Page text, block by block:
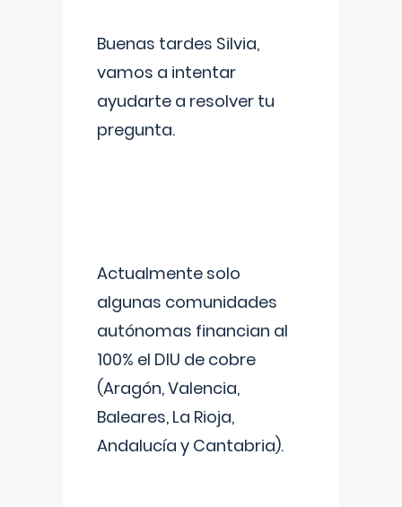
Buenas tardes Silvia,
vamos a intentar
ayudarte a resolver tu
pregunta.
Actualmente solo
algunas comunidades
autónomas financian al
100% el DIU de cobre
(Aragón, Valencia,
Baleares, La Rioja,
Andalucía y Cantabria).